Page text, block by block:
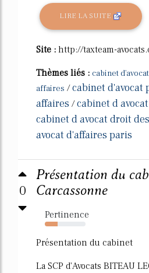
LIRE LA SUITE
Site : http://taxteam-
Thèmes liés : cabinet
affaires /cabinet d'avocat
affaires /cabinet d
cabinet d avocat droit
avocat d'affaires paris
0
Présentation du
Carcassonne
Pertinence
31%
Présentation du cabinet
La SCP d'Avocats BITEAU